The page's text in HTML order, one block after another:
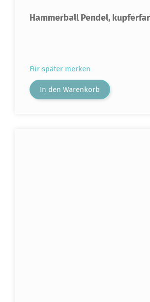
Hammerball Pendel,
Für später merken
In den Warenkorb